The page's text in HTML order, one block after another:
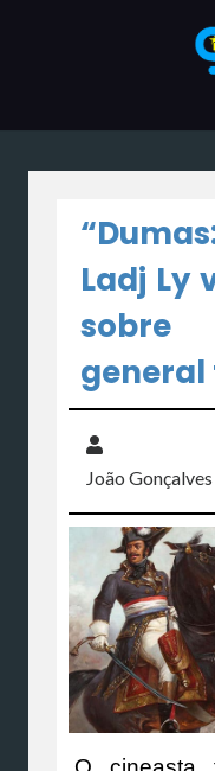
Ladj Ly
general
João Gonçalves